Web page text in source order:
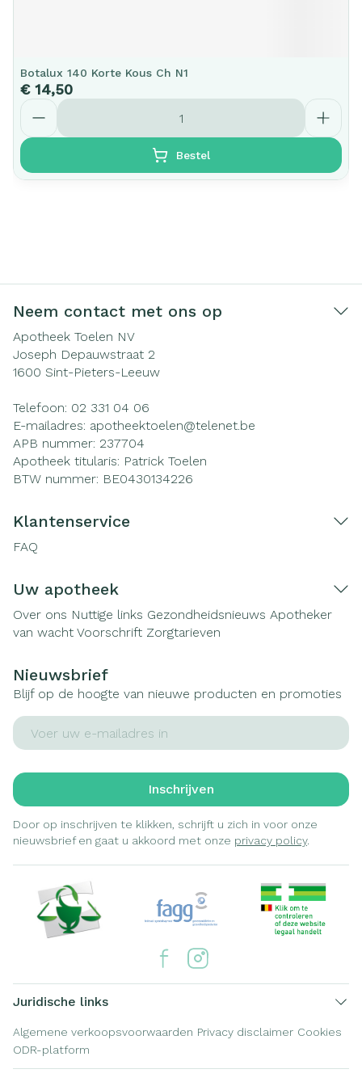
Botalux 140 Korte Kous Ch N1
€ 14,50
Aantal
Bestel
Neem contact met ons op
Apotheek Toelen NV
Joseph Depauwstraat 2
1600 Sint-Pieters-Leeuw
Telefoon: 02 331 04 06
E-mailadres: apotheektoelen@telenet.be
APB nummer: 237704
Apotheek titularis: Patrick Toelen
BTW nummer: BE0430134226
Klantenservice
FAQ
Uw apotheek
Over ons Nuttige links Gezondheidsnieuws Apotheker
van wacht Voorschrift Zorgtarieven
Nieuwsbrief
Blijf op de hoogte van nieuwe producten en promoties
E-mail adres
Inschrijven
Door op inschrijven te klikken, schrijft u zich in voor onze
nieuwsbrief en gaat u akkoord met onze privacy policy.
Juridische links
Algemene verkoopsvoorwaarden Privacy disclaimer Cookies
ODR-platform